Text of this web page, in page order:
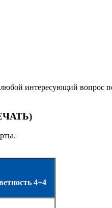
интересующий вопрос
4+4